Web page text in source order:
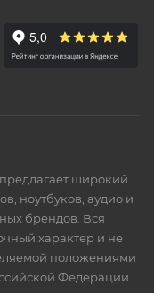
широкий
ноутбуков, аудио и
брендов. Вся
характер и не
положениями
Федерации.